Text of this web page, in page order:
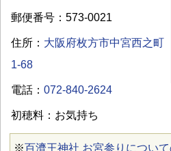
郵便番号：573-0021
住所： 大阪府枚方市中宮西之町
1-68
電話： 072-840-2624
初穂料：お気持ち
※百濟王神社 お宮参りについ